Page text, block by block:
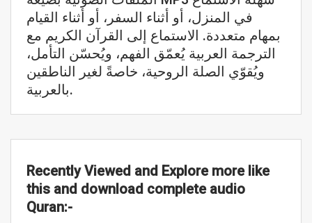
في المنزل، أو أثناء السفر، أو أثناء القيام
بمهام متعددة. الاستماع إلى القرآن الكريم مع
الترجمة العربية يُعمّق الفهم، ويُحسّن التأمل،
ويُقوّي الصلة الروحية، خاصةً لغير الناطقين
بالعربية.
Recently Viewed and Explore more like
this and download complete audio
Quran:-